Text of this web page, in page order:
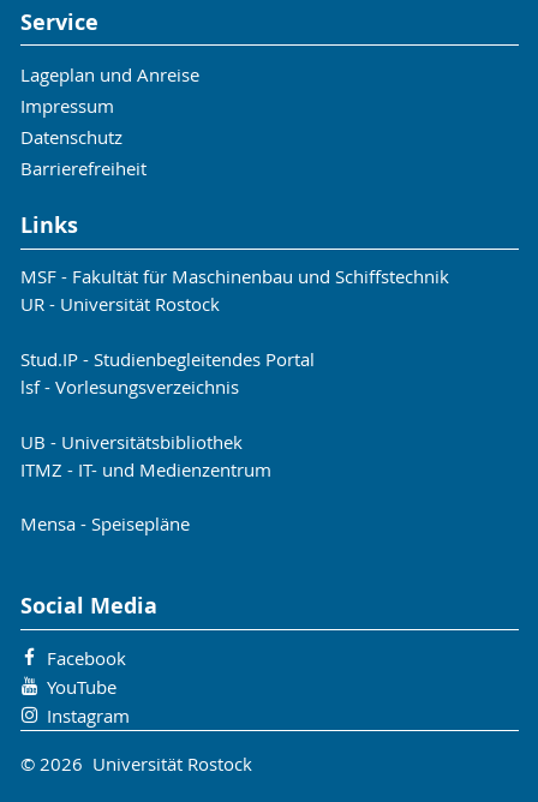
Service
Lageplan und Anreise
Impressum
Datenschutz
Barrierefreiheit
Links
MSF - Fakultät für Maschinenbau und Schiffstechnik
UR - Universität Rostock
Stud.IP - Studienbegleitendes Portal
lsf - Vorlesungsverzeichnis
UB - Universitätsbibliothek
ITMZ - IT- und Medienzentrum
Mensa - Speisepläne
Social Media
Facebook
YouTube
Instagram
© 2026 Universität Rostock